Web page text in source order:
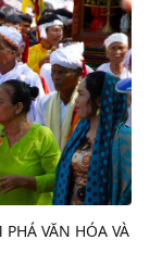
VĂN HÓA VÀ